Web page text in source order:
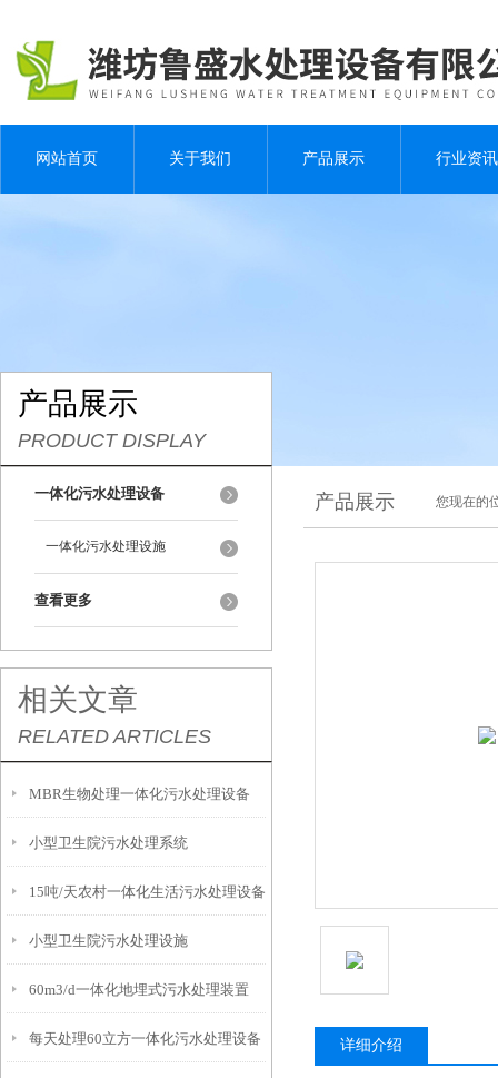
网站首页 关于我们 产品展示 行业资讯
产品展示
PRODUCT DISPLAY
一体化污水处理设备
一体化污水处理设施
查看更多
相关文章
RELATED ARTICLES
MBR生物处理一体化污水处理设备
小型卫生院污水处理系统
15吨/天农村一体化生活污水处理设备
小型卫生院污水处理设施
60m3/d一体化地埋式污水处理装置
每天处理60立方一体化污水处理设备
产品展示 您现在的
详细介绍